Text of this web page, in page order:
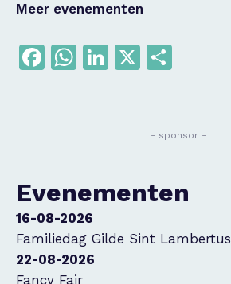
Meer evenementen
Facebook
WhatsApp
LinkedIn
X
- sponsor -
Evenementen
16-08-2026
Familiedag Gilde Sint Lambertus
22-08-2026
Fancy Fair